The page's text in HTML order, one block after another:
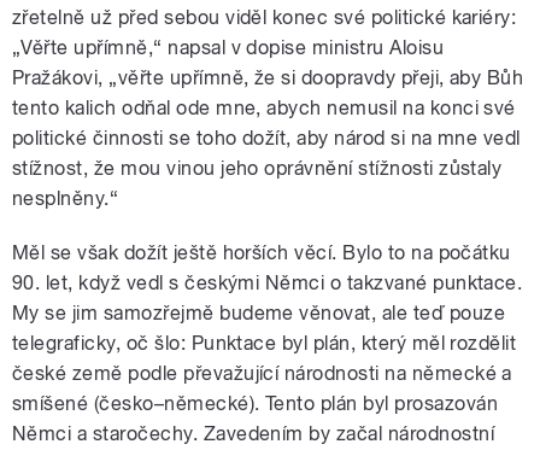
zřetelně už před sebou viděl konec své politické kariéry:
„Věřte upřímně,“ napsal v dopise ministru Aloisu
Pražákovi, „věřte upřímně, že si doopravdy přeji, aby Bůh
tento kalich odňal ode mne, abych nemusil na konci své
politické činnosti se toho dožít, aby národ si na mne vedl
stížnost, že mou vinou jeho oprávnění stížnosti zůstaly
nesplněny.“
Měl se však dožít ještě horších věcí. Bylo to na počátku
90. let, když vedl s českými Němci o takzvané punktace.
My se jim samozřejmě budeme věnovat, ale teď pouze
telegraficky, oč šlo: Punktace byl plán, který měl rozdělit
české země podle převažující národnosti na německé a
smíšené (česko–německé). Tento plán byl prosazován
Němci a staročechy. Zavedením by začal národnostní